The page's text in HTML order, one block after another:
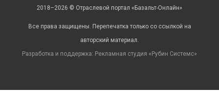
2018–2026 © Отраслевой портал «Базальт-Онлайн»
Все права защищены. Перепечатка только со ссылкой на
авторский материал.
Разработка и поддержка: Рекламная студия « Рубин Системс»